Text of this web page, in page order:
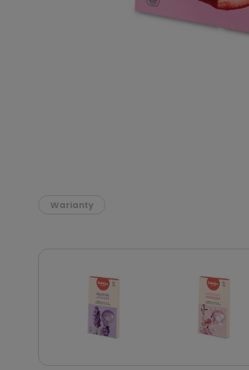
Warianty